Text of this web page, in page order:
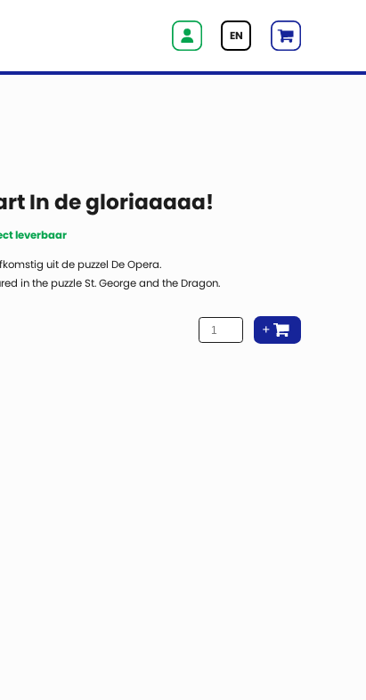
EN
In de gloriaaaaa!
leverbaar
uit de puzzel De Opera.
in the puzzle St. George and the Dragon.